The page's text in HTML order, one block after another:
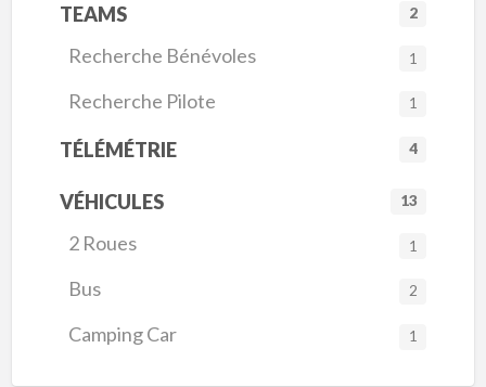
TEAMS 2
Recherche Bénévoles 1
Recherche Pilote 1
TÉLÉMÉTRIE 4
VÉHICULES 13
2 Roues 1
Bus 2
Camping Car 1